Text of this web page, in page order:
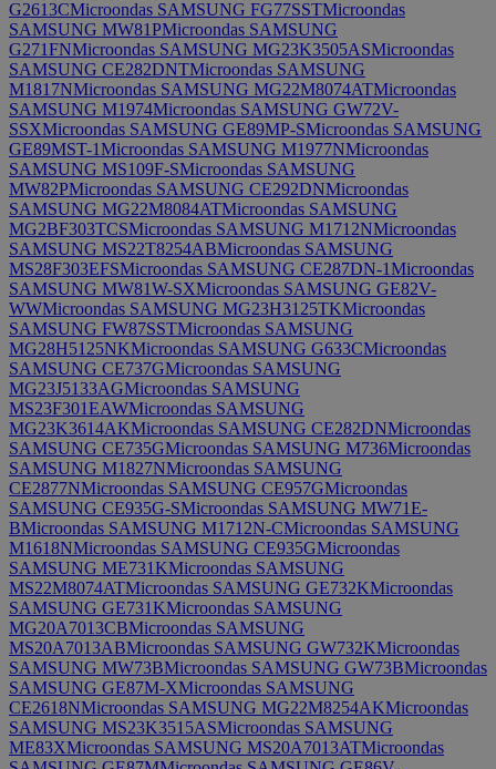
G2613CMicroondas SAMSUNG FG77SSTMicroondas
SAMSUNG MW81PMicroondas SAMSUNG
G271FNMicroondas SAMSUNG MG23K3505ASMicroondas
SAMSUNG CE282DNTMicroondas SAMSUNG
M1817NMicroondas SAMSUNG MG22M8074ATMicroondas
SAMSUNG M1974Microondas SAMSUNG GW72V-
SSXMicroondas SAMSUNG GE89MP-SMicroondas SAMSUNG
GE89MST-1Microondas SAMSUNG M1977NMicroondas
SAMSUNG MS109F-SMicroondas SAMSUNG
MW82PMicroondas SAMSUNG CE292DNMicroondas
SAMSUNG MG22M8084ATMicroondas SAMSUNG
MG2BF303TCSMicroondas SAMSUNG M1712NMicroondas
SAMSUNG MS22T8254ABMicroondas SAMSUNG
MS28F303EFSMicroondas SAMSUNG CE287DN-1Microondas
SAMSUNG MW81W-SXMicroondas SAMSUNG GE82V-
WWMicroondas SAMSUNG MG23H3125TKMicroondas
SAMSUNG FW87SSTMicroondas SAMSUNG
MG28H5125NKMicroondas SAMSUNG G633CMicroondas
SAMSUNG CE737GMicroondas SAMSUNG
MG23J5133AGMicroondas SAMSUNG
MS23F301EAWMicroondas SAMSUNG
MG23K3614AKMicroondas SAMSUNG CE282DNMicroondas
SAMSUNG CE735GMicroondas SAMSUNG M736Microondas
SAMSUNG M1827NMicroondas SAMSUNG
CE2877NMicroondas SAMSUNG CE957GMicroondas
SAMSUNG CE935G-SMicroondas SAMSUNG MW71E-
BMicroondas SAMSUNG M1712N-CMicroondas SAMSUNG
M1618NMicroondas SAMSUNG CE935GMicroondas
SAMSUNG ME731KMicroondas SAMSUNG
MS22M8074ATMicroondas SAMSUNG GE732KMicroondas
SAMSUNG GE731KMicroondas SAMSUNG
MG20A7013CBMicroondas SAMSUNG
MS20A7013ABMicroondas SAMSUNG GW732KMicroondas
SAMSUNG MW73BMicroondas SAMSUNG GW73BMicroondas
SAMSUNG GE87M-XMicroondas SAMSUNG
CE2618NMicroondas SAMSUNG MG22M8254AKMicroondas
SAMSUNG MS23K3515ASMicroondas SAMSUNG
ME83XMicroondas SAMSUNG MS20A7013ATMicroondas